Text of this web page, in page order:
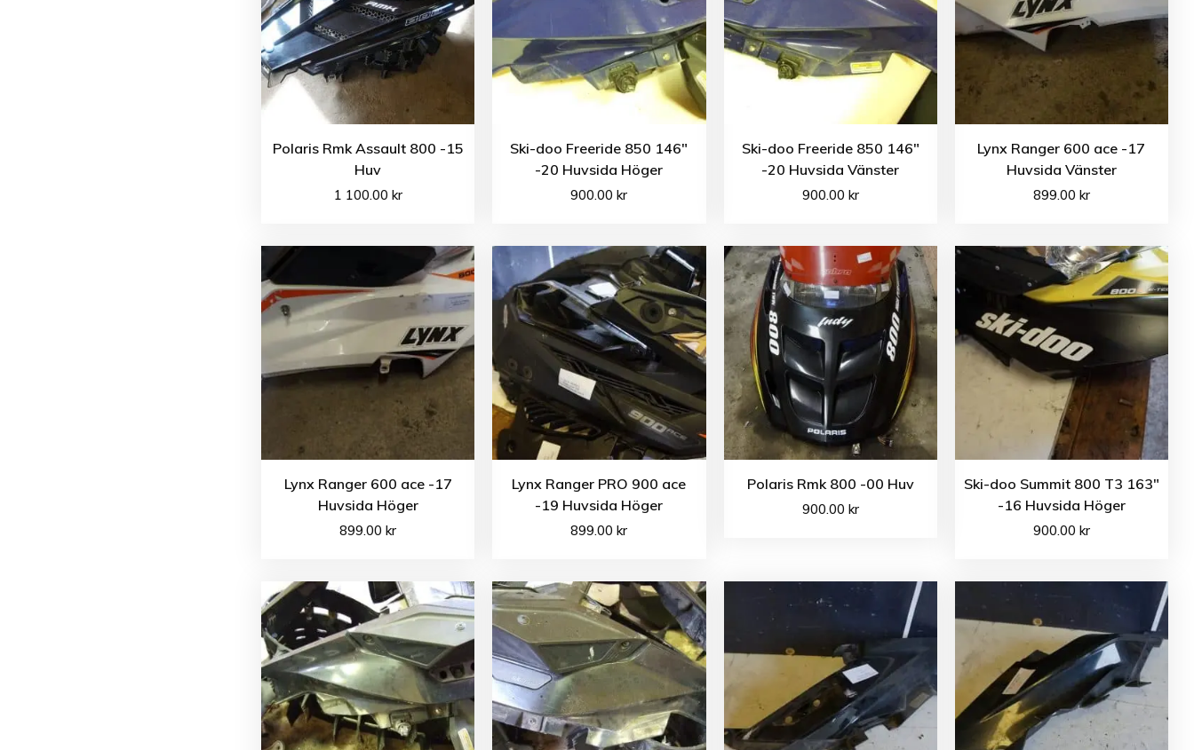
Polaris Rmk Assault 800 -15
Huv
1 100.00 kr
Ski-doo Freeride 850 146″
-20 Huvsida Höger
900.00kr
Ski-doo Freeride 850 146″
-20 Huvsida Vänster
900.00 kr
Lynx Ranger 600 ace -17
Huvsida Vänster
899.00 kr
Lynx Ranger 600 ace -17
Huvsida Höger
899.00kr
Lynx Ranger PRO 900 ace
-19 Huvsida Höger
899.00kr
Polaris Rmk 800 -00 Huv
900.00 kr
Ski-doo Summit 800 T3 163″
-16 Huvsida Höger
900.00 kr